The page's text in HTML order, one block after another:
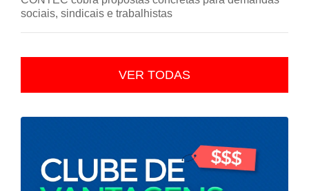
sociais, sindicais e trabalhistas
VER TODAS